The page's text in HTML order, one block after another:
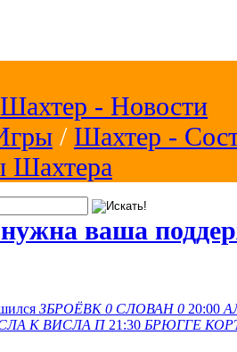
Шахтер - Новости
/ Шахтер -
Шахтера
ваша
ЗБРОЁВК 0 СЛОВАН 0 20:00
K ВИСЛА П 21:30 БРЮГГЕ